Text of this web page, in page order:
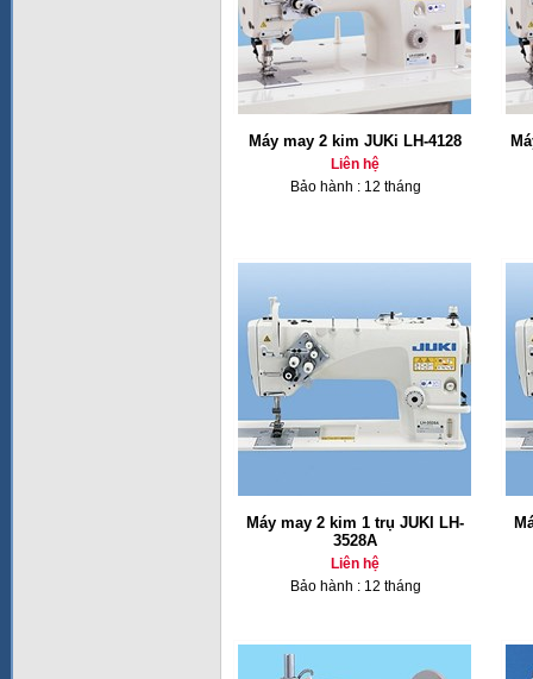
Máy may 2 kim JUKi LH-4128
Liên hệ
Bảo hành : 12 tháng
Máy may 2 kim 1 trụ JUKI LH-
3528A
Liên hệ
Bảo hành : 12 tháng